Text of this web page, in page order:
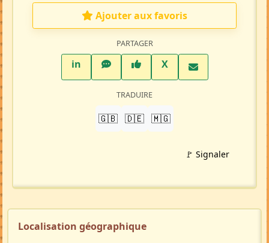
Ajouter aux favoris
PARTAGER
inLinkedInWhatsAppFacebook
XTwitter X
TRADUIRE
🇬🇧 🇩🇪 🇲🇬
🚩 Signaler
Localisation géographique